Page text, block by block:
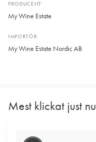
PRODUCENT
My Wine Estate
IMPORTÖR
My Wine Estate Nordic AB
Mest klickat just nu